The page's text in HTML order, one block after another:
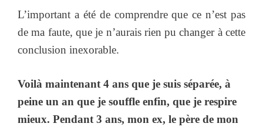
L’important a été de comprendre que ce n’est pas
de ma faute, que je n’aurais rien pu changer à cette
conclusion inexorable.
Voilà maintenant 4 ans que je suis séparée, à
peine un an que je souffle enfin, que je respire
mieux. Pendant 3 ans, mon ex, le père de mon